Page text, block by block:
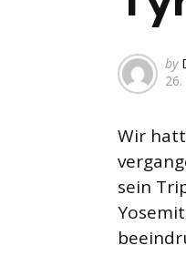
by
by
Wir
sein